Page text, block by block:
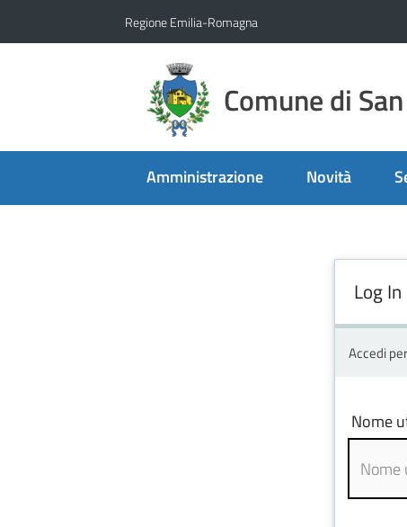
Regione Emilia-Romagna
Comune di
Amministrazione Novità
Log In
Accedi
Nome